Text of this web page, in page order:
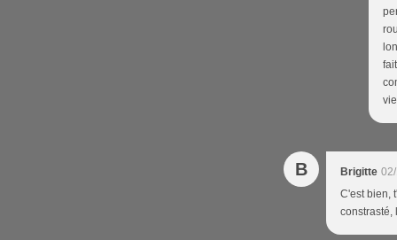
B Brigitte
C'est bien,
constrasté,